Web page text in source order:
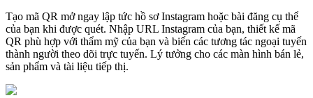
Tạo mã QR mở ngay lập tức hồ sơ Instagram hoặc bài đăng cụ thể
của bạn khi được quét. Nhập URL Instagram của bạn, thiết kế mã
QR phù hợp với thẩm mỹ của bạn và biến các tương tác ngoại tuyến
thành người theo dõi trực tuyến. Lý tưởng cho các màn hình bán lẻ,
sản phẩm và tài liệu tiếp thị.